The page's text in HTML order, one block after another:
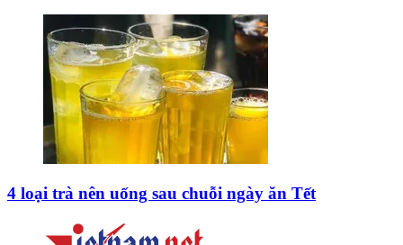
4 loại trà nên uống sau chuỗi ngày ăn Tết